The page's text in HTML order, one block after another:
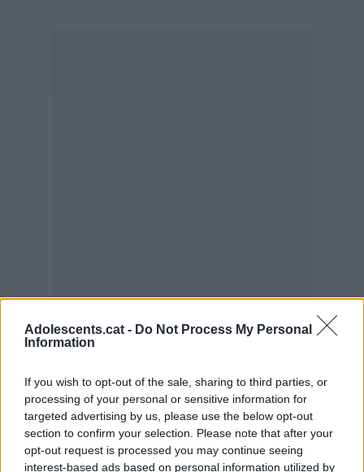
Adolescents.cat - Do Not Process My Personal
Information
If you wish to opt-out of the sale, sharing to third parties, or
processing of your personal or sensitive information for
targeted advertising by us, please use the below opt-out
section to confirm your selection. Please note that after your
opt-out request is processed you may continue seeing
interest-based ads based on personal information utilized by